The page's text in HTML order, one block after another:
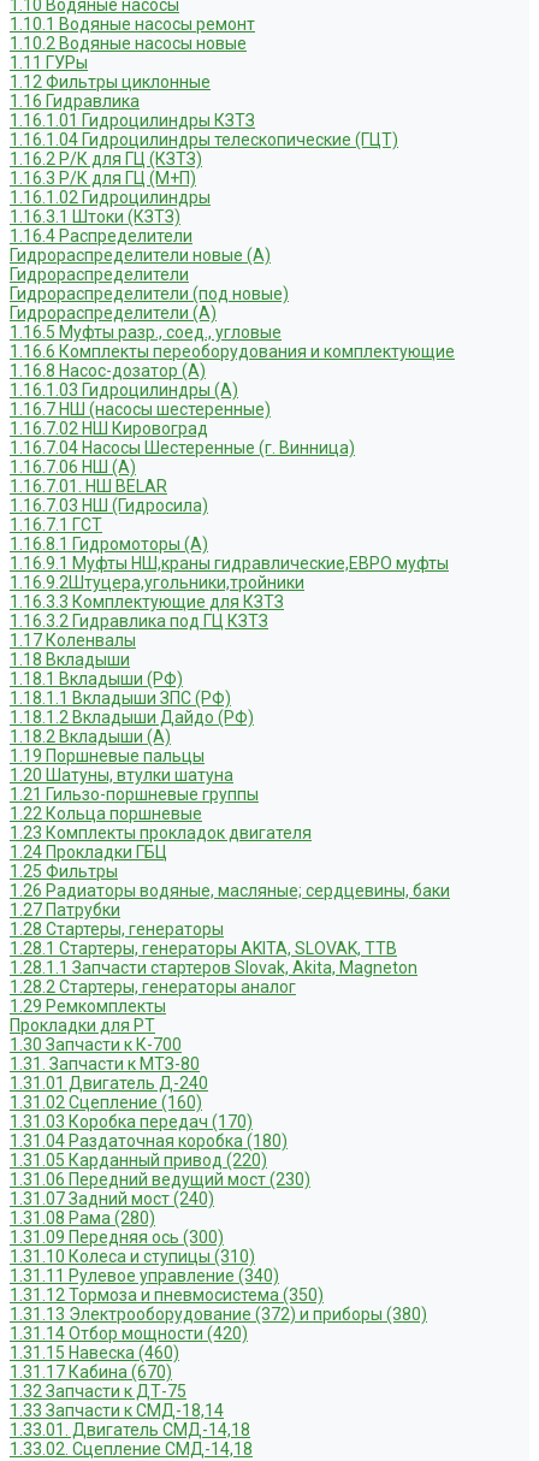
1.10 Водяные насосы
1.10.1 Водяные насосы ремонт
1.10.2 Водяные насосы новые
1.11 ГУРы
1.12 Фильтры циклонные
1.16 Гидравлика
1.16.1.01 Гидроцилиндры КЗТЗ
1.16.1.04 Гидроцилиндры телескопические (ГЦТ)
1.16.2 Р/К для ГЦ (КЗТЗ)
1.16.3 Р/К для ГЦ (М+П)
1.16.1.02 Гидроцилиндры
1.16.3.1 Штоки (КЗТЗ)
1.16.4 Распределители
Гидрораспределители новые (А)
Гидрораспределители
Гидрораспределители (под новые)
Гидрораспределители (А)
1.16.5 Муфты разр., соед., угловые
1.16.6 Комплекты переоборудования и комплектующие
1.16.8 Насос-дозатор (А)
1.16.1.03 Гидроцилиндры (А)
1.16.7 НШ (насосы шестеренные)
1.16.7.02 НШ Кировоград
1.16.7.04 Насосы Шестеренные (г. Винница)
1.16.7.06 НШ (А)
1.16.7.01. НШ BELAR
1.16.7.03 НШ (Гидросила)
1.16.7.1 ГСТ
1.16.8.1 Гидромоторы (А)
1.16.9.1 Муфты НШ,краны гидравлические,ЕВРО муфты
1.16.9.2Штуцера,угольники,тройники
1.16.3.3 Комплектующие для КЗТЗ
1.16.3.2 Гидравлика под ГЦ КЗТЗ
1.17 Коленвалы
1.18 Вкладыши
1.18.1 Вкладыши (РФ)
1.18.1.1 Вкладыши ЗПС (РФ)
1.18.1.2 Вкладыши Дайдо (РФ)
1.18.2 Вкладыши (А)
1.19 Поршневые пальцы
1.20 Шатуны, втулки шатуна
1.21 Гильзо-поршневые группы
1.22 Кольца поршневые
1.23 Комплекты прокладок двигателя
1.24 Прокладки ГБЦ
1.25 Фильтры
1.26 Радиаторы водяные, масляные; сердцевины, баки
1.27 Патрубки
1.28 Стартеры, генераторы
1.28.1 Стартеры, генераторы AKITA, SLOVAK, ТТВ
1.28.1.1 Запчасти стартеров Slovak, Akita, Magneton
1.28.2 Стартеры, генераторы аналог
1.29 Ремкомплекты
Прокладки для РТ
1.30 Запчасти к К-700
1.31. Запчасти к МТЗ-80
1.31.01 Двигатель Д-240
1.31.02 Сцепление (160)
1.31.03 Коробка передач (170)
1.31.04 Раздаточная коробка (180)
1.31.05 Карданный привод (220)
1.31.06 Передний ведущий мост (230)
1.31.07 Задний мост (240)
1.31.08 Рама (280)
1.31.09 Передняя ось (300)
1.31.10 Колеса и ступицы (310)
1.31.11 Рулевое управление (340)
1.31.12 Тормоза и пневмосистема (350)
1.31.13 Электрооборудование (372) и приборы (380)
1.31.14 Отбор мощности (420)
1.31.15 Навеска (460)
1.31.17 Кабина (670)
1.32 Запчасти к ДТ-75
1.33 Запчасти к СМД-18,14
1.33.01. Двигатель СМД-14,18
1.33.02. Сцепление СМД-14,18